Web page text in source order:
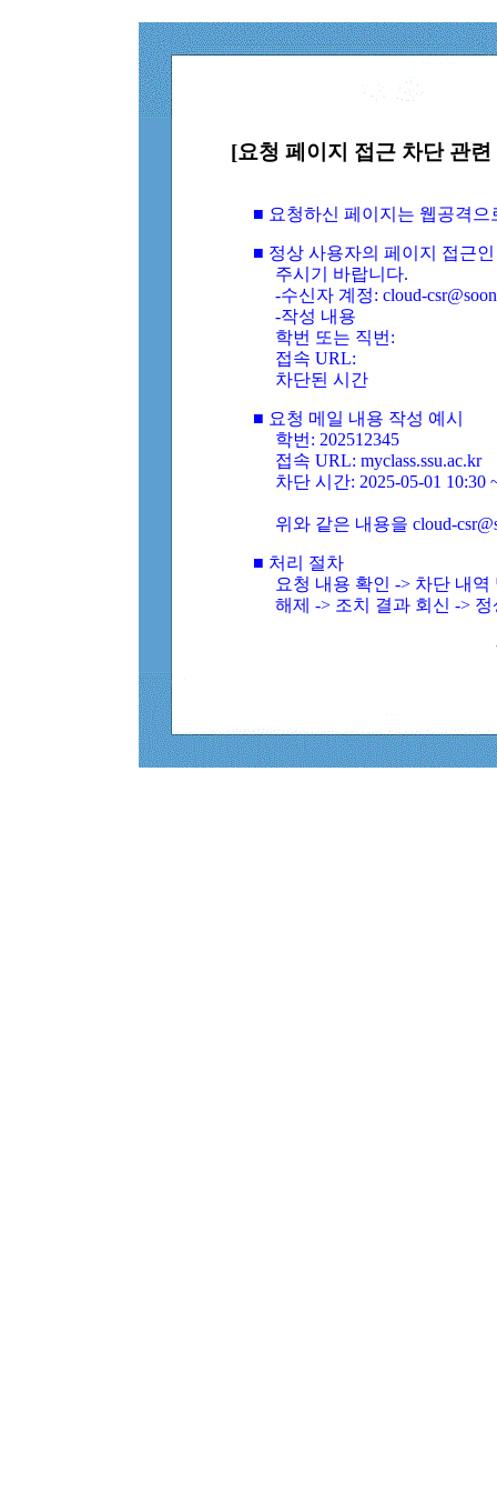
[요청 페이지 접근 차단 관
■ 요청하신 페이지는 웹공격
■ 정상 사용자의 페이지 접근
주시기 바랍니다.
-수신자 계정: cloud-
-작성 내용
학번 또는 직번:
접속 URL:
차단된 시간
■ 요청 메일 내용 작성 예시
학번: 202512345
접속 URL: myclass.ssu.ac.kr
차단 시간: 2025-05-01 10:30
위와 같은 내용을 cloud-
■ 처리 절차
요청 내용 확인 -> 차단 내
해제 -> 조치 결과 회신 ->